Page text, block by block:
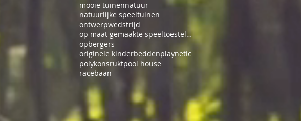
mooie tuinennatuur
natuurlijke speeltuinen
ontwerpwedstrijd
op maat gemaakte speeltoestellen
opbergers
originele kinderbeddenplaynetic
polykonsruktpool house
racebaan